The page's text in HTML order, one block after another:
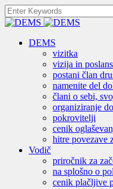
DEMS
vizitka
vizija in
postani član
namenite del
člani o sebi,
organiziranje
pokrovitelji
cenik
hitre povezave
Vodič
priročnik za
na splošno o
cenik plačljive